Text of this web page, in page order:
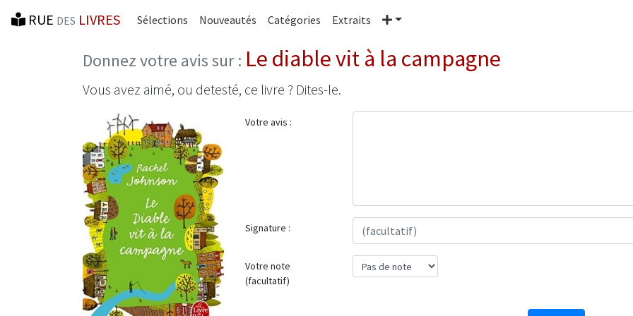
RUE DES LIVRES Sélections Nouveautés Catégories Extraits Plus
Donnez votre avis sur : Le diable vit à la campagne
Vous avez aimé, ou detesté, ce livre ? Dites-le.
Votre avis :
Signature :
Votre note
(facultatif)